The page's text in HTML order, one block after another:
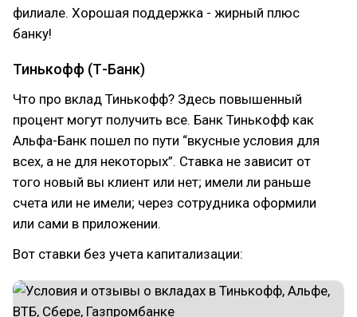
филиале. Хорошая поддержка - жирный плюс
банку!
Тинькофф (Т-Банк)
Что про вклад Тинькофф? Здесь повышенный
процент могут получить все. Банк Тинькофф как
Альфа-Банк пошел по пути “вкусные условия для
всех, а не для некоторых”. Ставка не зависит от
того новый вы клиент или нет; имели ли раньше
счета или не имели; через сотрудника оформили
или сами в приложении.
Вот ставки без учета капитализации: